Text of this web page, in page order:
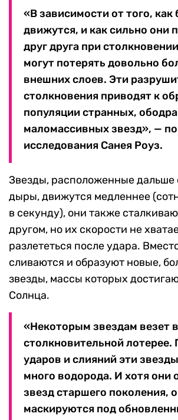
«В зависимости от того,
движутся, и как сильно они
друг друга при
могут потерять довольно
внешних слоев. Эти
столкновения приводят к
популяции странных,
маломассивных звезд», —
исследования Санея Роуз.
Звезды, расположенные дальше
дыры, движутся медленнее
в секунду), они также
другом, но их скорости не
разлететься после удара.
сливаются и образуют новые,
звезды, массы которых
Солнца.
«Некоторым звездам везет в
столкновительной лотерее.
ударов и слияний эти
много водорода. И хотя они
звезд старшего поколения,
маскируются под